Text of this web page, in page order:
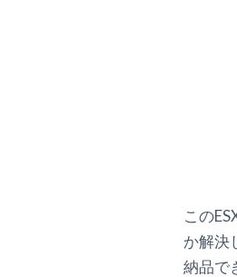
この
か解決
納品で